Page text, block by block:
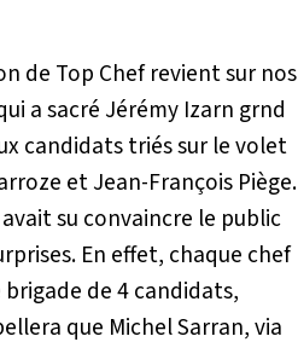
de Top Chef revient sur nos
a sacré Jérémy Izarn grnd
candidats triés sur le volet
et Jean-François Piège.
su convaincre le public
En effet, chaque chef
de 4 candidats,
que Michel Sarran, via